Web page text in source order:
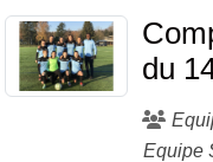
du
Equipe